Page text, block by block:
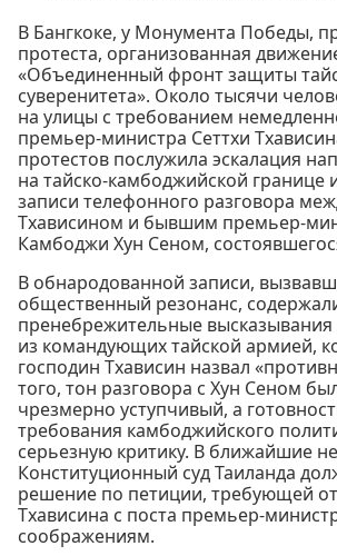
В Бангкоке, у Монумента Победы,
протеста, организованная
«Объединенный фронт защиты
суверенитета». Около тысячи
на улицы с требованием
премьер-министра Сеттхи
протестов послужила эскалация
на тайско-камбоджийской границе
записи телефонного разговора
Тхависином и бывшим премьер-
Камбоджи Хун Сеном,
В обнародованной записи,
общественный резонанс,
пренебрежительные высказывания
из командующих тайской армией,
господин Тхависин назвал
того, тон разговора с Хун Сеном
чрезмерно уступчивый, а
требования камбоджийского
серьезную критику. В ближайшие
Конституционный суд Таиланда
решение по петиции, требующей
Тхависина с поста премьер-
соображениям.